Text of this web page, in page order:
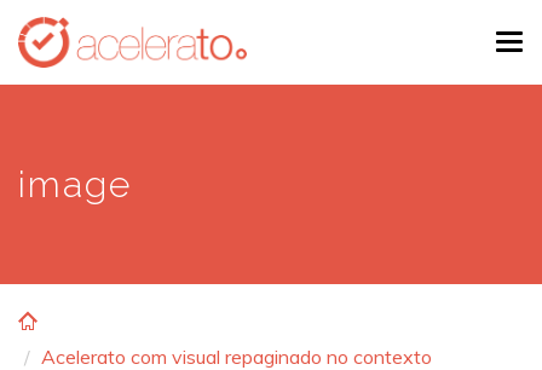
Skip
main
image
Acelerato com visual repaginado no contexto